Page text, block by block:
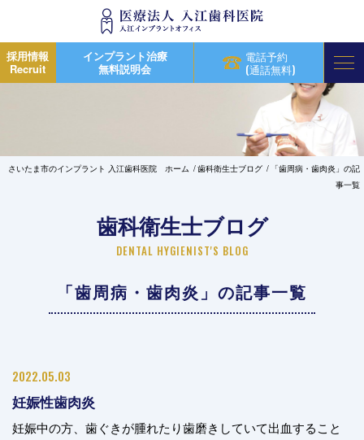
採用情報
Recruit
インプラント治療
無料説明会
電話予約
(通話無料)
さいたま市のインプラント 入江歯科医院 ホーム 歯科衛生士ブログ
「歯周病・歯肉炎」の記
事一覧
歯科衛生士ブログ
DENTAL HYGIENIST'S BLOG
「歯周病・歯肉炎」の記事一覧
2022.05.03
妊娠性歯肉炎
妊娠中の方、歯ぐきが腫れたり歯磨きしていて出血すること